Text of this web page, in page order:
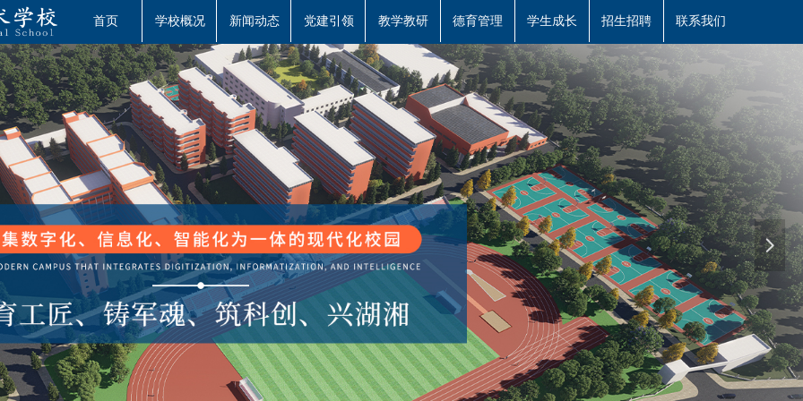
首页 学校概况 新闻动态 党建引领 教学教研 德育管理 学生成长 招生招聘 联系我们
넲